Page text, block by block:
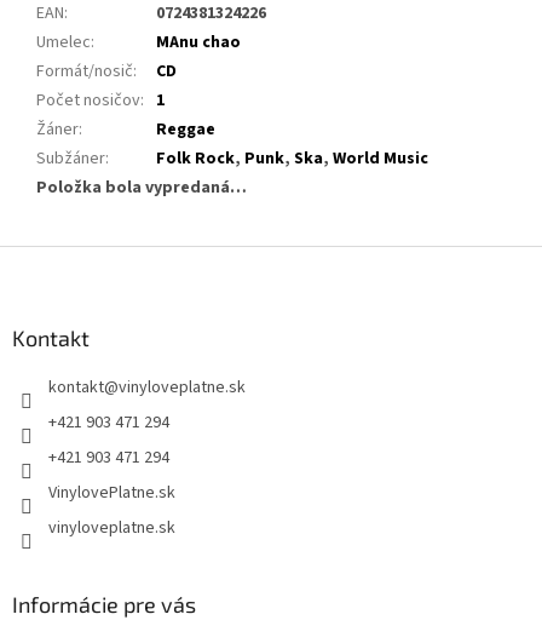
EAN:
0724381324226
Umelec:
MAnu chao
Formát/nosič:
CD
Počet nosičov: 1
Žáner:
Reggae
Subžáner: Folk Rock, Punk, Ska, World Music
Položka bola vypredaná…
Kontakt
kontakt@vinyloveplatne.sk
+421 903 471 294
+421 903 471 294
VinylovePlatne.sk
vinyloveplatne.sk
Informácie pre vás